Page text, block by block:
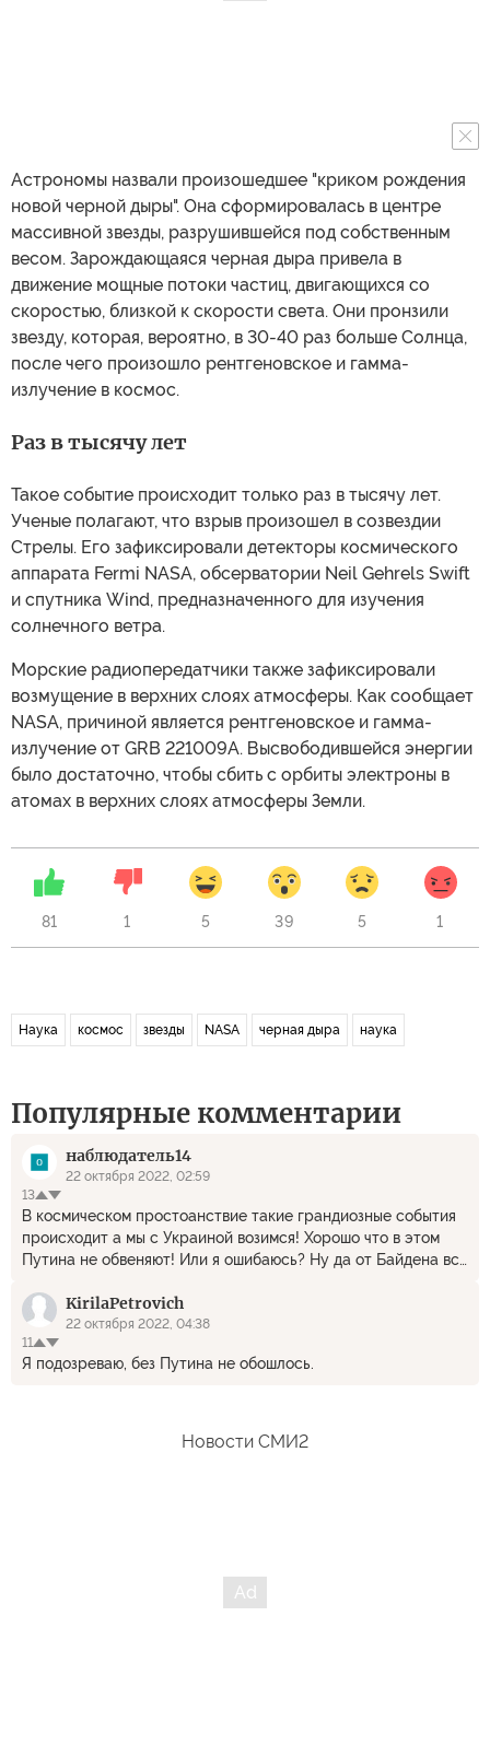
Астрономы назвали произошедшее "криком рождения
новой черной дыры". Она сформировалась в центре
массивной звезды, разрушившейся под собственным
весом. Зарождающаяся черная дыра привела в
движение мощные потоки частиц, двигающихся со
скоростью, близкой к скорости света. Они пронзили
звезду, которая, вероятно, в 30-40 раз больше Солнца,
после чего произошло рентгеновское и гамма-
излучение в космос.
Раз в тысячу лет
Такое событие происходит только раз в тысячу лет.
Ученые полагают, что взрыв произошел в созвездии
Стрелы. Его зафиксировали детекторы космического
аппарата Fermi NASA, обсерватории Neil Gehrels Swift
и спутника Wind, предназначенного для изучения
солнечного ветра.
Морские радиопередатчики также зафиксировали
возмущение в верхних слоях атмосферы. Как сообщает
NASA, причиной является рентгеновское и гамма-
излучение от GRB 221009A. Высвободившейся энергии
было достаточно, чтобы сбить с орбиты электроны в
атомах в верхних слоях атмосферы Земли.
81 1 5 39 5 1
Наука космос звезды NASA черная дыра наука
Популярные комментарии
наблюдатель14
22 октября 2022, 02:59
13
В космическом простоанствие такие грандиозные события
происходит а мы с Украиной возимся! Хорошо что в этом
Путина не обвеняют! Или я ошибаюсь? Ну да от Байдена всё
KirilaPetrovich
22 октября 2022, 04:38
11
Я подозреваю, без Путина не обошлось.
Новости СМИ2